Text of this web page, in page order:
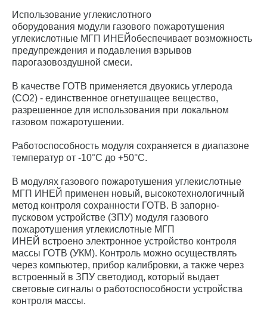
Использование углекислотного
оборудования модули газового пожаротушения
углекислотные МГП ИНЕЙобеспечивает возможность
предупреждения и подавления взрывов
парогазовоздушной смеси.
В качестве ГОТВ применяется двуокись углерода
(СО2) - единственное огнетушащее вещество,
разрешенное для использования при локальном
газовом пожаротушении.
Работоспособность модуля сохраняется в диапазоне
температур от -10°С до +50°С.
В модулях газового пожаротушения углекислотные
МГП ИНЕЙ применен новый, высокотехнологичный
метод контроля сохранности ГОТВ. В запорно-
пусковом устройстве (ЗПУ) модуля газового
пожаротушения углекислотные МГП
ИНЕЙ встроено электронное устройство контроля
массы ГОТВ (УКМ). Контроль можно осуществлять
через компьютер, прибор калибровки, а также через
встроенный в ЗПУ светодиод, который выдает
световые сигналы о работоспособности устройства
контроля массы.